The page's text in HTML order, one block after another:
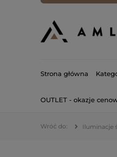
Strona główna
OUTLET - okazje
Iluminacje